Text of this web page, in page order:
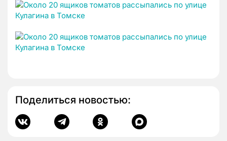
Поделиться новостью: